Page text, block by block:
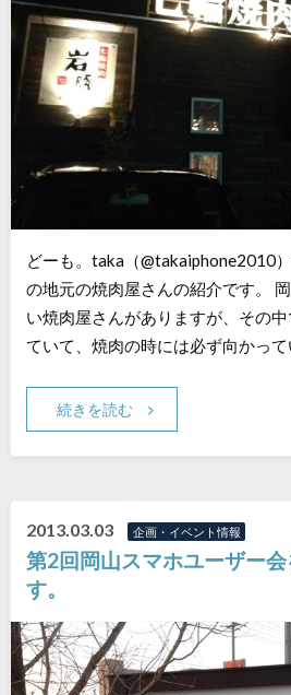
どーも。taka（@takaiphone2010
の地元の焼肉屋さんの紹介です。
い焼肉屋さんがありますが、その
ていて、焼肉の時には必ず向かっ
続きを読む
2013.03.03 企画・イベント情報
第2回岡山スマホユーザー
す。